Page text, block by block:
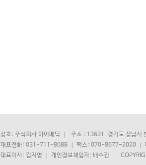
상호: 주식회사 하이메딕
주소 : 13631. 경기도 성남시
대표전화: 031-711-8088
팩스: 070-8677-2020
대표이사: 김지영
개인정보책임자: 배수진